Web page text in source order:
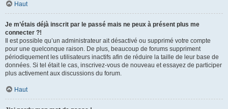
Haut
Je m’étais déjà inscrit par le passé mais ne peux à présent plus me
connecter ?!
Il est possible qu’un administrateur ait désactivé ou supprimé votre compte
pour une quelconque raison. De plus, beaucoup de forums suppriment
périodiquement les utilisateurs inactifs afin de réduire la taille de leur base de
données. Si tel était le cas, inscrivez-vous de nouveau et essayez de participer
plus activement aux discussions du forum.
Haut